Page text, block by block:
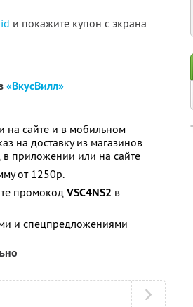
и покажите купон с экрана
«ВкусВилл»
на сайте и в мобильном
на доставку из магазинов
приложении или на сайте
от 1250р.
промокодVSC4NS2 в
и спецпредложениями